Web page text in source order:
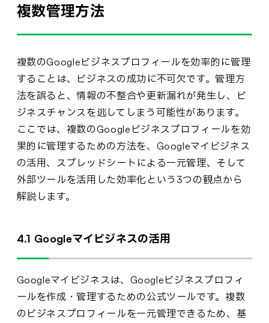
複数管理方法
複数のGoogleビジネスプロフィールを効率的に管理
することは、ビジネスの成功に不可欠です。管理方
法を誤ると、情報の不整合や更新漏れが発生し、ビ
ジネスチャンスを逃してしまう可能性があります。
ここでは、複数のGoogleビジネスプロフィールを効
果的に管理するための方法を、Googleマイビジネス
の活用、スプレッドシートによる一元管理、そして
外部ツールを活用した効率化という3つの観点から
解説します。
4.1 Googleマイビジネスの活用
Googleマイビジネスは、Googleビジネスプロフィ
ールを作成・管理するための公式ツールです。複数
のビジネスプロフィールを一元管理できるため、基